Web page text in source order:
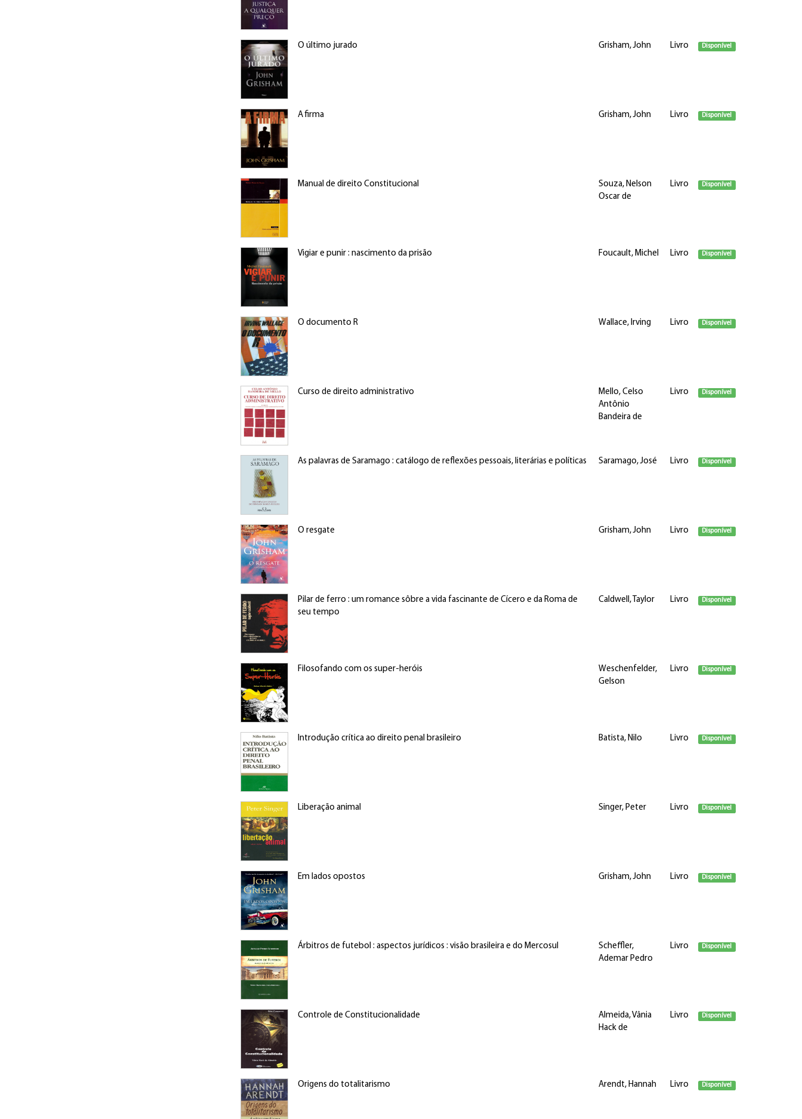
O último jurado Grisham, John Livro Disponível
A firma Grisham, John Livro Disponível
Manual de direito Constitucional
Souza, Nelson
Oscar de
Livro Disponível
Vigiar e punir : nascimento da prisão Foucault, Michel Livro Disponível
O documento R Wallace, Irving Livro Disponível
Curso de direito administrativo
Mello, Celso
Antônio
Bandeira de
Livro Disponível
As palavras de Saramago : catálogo de reflexões pessoais, literárias e políticas Saramago, José Livro Disponível
O resgate Grisham, John Livro Disponível
Pilar de ferro : um romance sôbre a vida fascinante de Cícero e da Roma de
seu tempo
Caldwell, Taylor Livro Disponível
Filosofando com os super-heróis
Weschenfelder,
Gelson
Livro Disponível
Introdução crítica ao direito penal brasileiro Batista, Nilo Livro Disponível
Liberação animal Singer, Peter Livro Disponível
Em lados opostos Grisham, John Livro Disponível
Árbitros de futebol : aspectos jurídicos : visão brasileira e do Mercosul
Scheffler,
Ademar Pedro
Livro Disponível
Controle de Constitucionalidade
Almeida, Vânia
Hack de
Livro Disponível
Origens do totalitarismo Arendt, Hannah Livro Disponível